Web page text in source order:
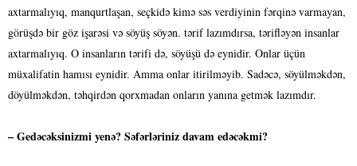
axtarmalıyıq, manqurtlaşan, seçkidə kimə səs verdiyinin fərqinə varmayan,
görüşdə bir göz işarəsi və söyüş söyən. tərif lazımdırsa, tərifləyən insanlar
axtarmalıyıq. O insanların tərifi də, söyüşü də eynidir. Onlar üçün
müxalifatin hamısı eynidir. Amma onlar itirilməyib. Sadəcə, söyülməkdən,
döyülməkdən, təhqirdən qorxmadan onların yanına getmək lazımdır.
– Gedəcəksinizmi yenə? Səfərləriniz davam edəcəkmi?